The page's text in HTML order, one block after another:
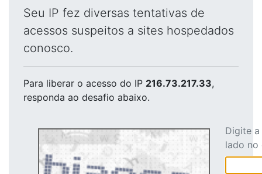
Seu IP fez diversas tentativas de
acessos suspeitos a sites hospedados
conosco.
Para liberar o acesso do IP 216.73.217.33,
responda ao desafio abaixo.
Digite
lado no